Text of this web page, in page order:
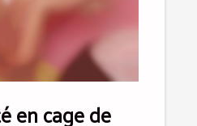
en cage de